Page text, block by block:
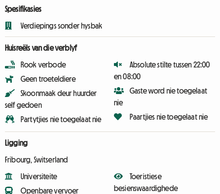
Spesifikasies
Verdiepings sonder hysbak
Huisreëls van die verblyf
Rook verbode
Geen troeteldiere
Skoonmaak deur huurder
self gedoen
Partytjies nie toegelaat nie
Absolute stilte tussen 22:00
en 08:00
Gaste word nie toegelaat
nie
Paartjies nie toegelaat nie
Ligging
Fribourg, Switserland
Universiteite
Openbare vervoer
Toeristiese
besienswaardighede